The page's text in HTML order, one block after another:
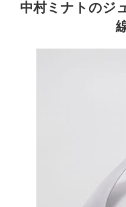
中村ミナトのジ